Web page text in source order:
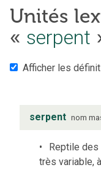
Unités
« serpent
Afficher les
serpent nom
Reptile
très variable,